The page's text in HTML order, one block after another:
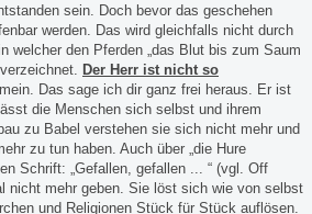
sein. Doch bevor das geschehen
werden. Das wird gleichfalls nicht durch
welcher den Pferden „das Blut bis zum Saum
Der Herr ist nicht so
Das sage ich dir ganz frei heraus. Er ist
die Menschen sich selbst und ihrem
zu Babel verstehen sie sich nicht mehr und
zu tun haben. Auch über „die Hure
Schrift: „Gefallen, gefallen ... “ (vgl. Off
nicht mehr geben. Sie löst sich wie von selbst
und Religionen Stück für Stück auflösen.